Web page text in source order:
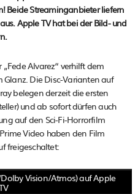
Beide Streaminganbieter liefern
Apple TV hat bei der Bild- und
Alvarez“ verhilft dem
Glanz. Die Disc-Varianten auf
belegen derzeit die ersten
und ab sofort dürfen auch
auf den Sci-Fi-Horrorfilm
Video haben den Film
freigeschaltet:
Vision/Atmos) auf Apple